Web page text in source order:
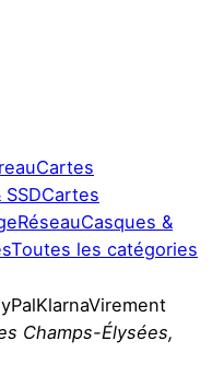
Cartes
Cartes
RéseauCasques &
Toutes les catégories
KlarnaVirement
Champs-Élysées,